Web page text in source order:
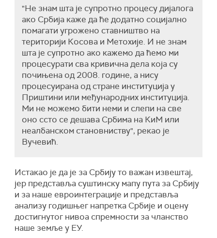
"Не знам шта је супротно процесу дијалога
ако Србија каже да ће додатно социјално
помагати угрожено ставништво на
територији Косова и Метохије. И не знам
шта је супротно ако кажемо да ћемо ми
процесурати сва кривична дела која су
почињена од 2008. године, а нису
процесуирана од стране институција у
Приштини или међународних институција.
Ми не можемо бити неми и слепи на све
оно ссто се дешава Србима на КиМ или
неалбанском становниству", рекао је
Вучевић.
Истакао је да је за Србију то важан извештај,
јер представља суштинску мапу пута за Србију
и за наше евроинтеграције и представља
анализу годишњег напретка Србије и оцену
достигнутог нивоа спремности за чланство
наше земље у ЕУ.